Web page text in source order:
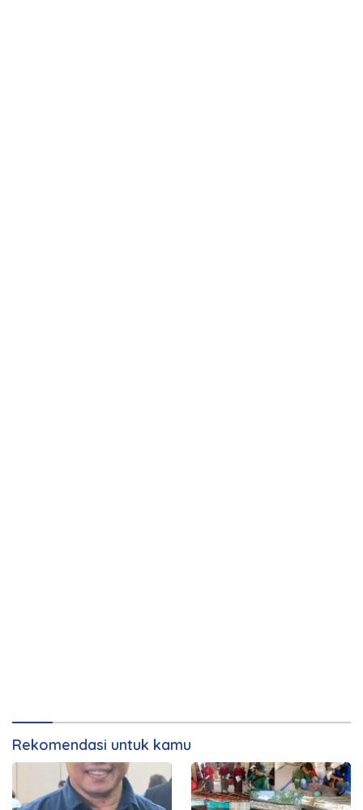
Rekomendasi untuk kamu